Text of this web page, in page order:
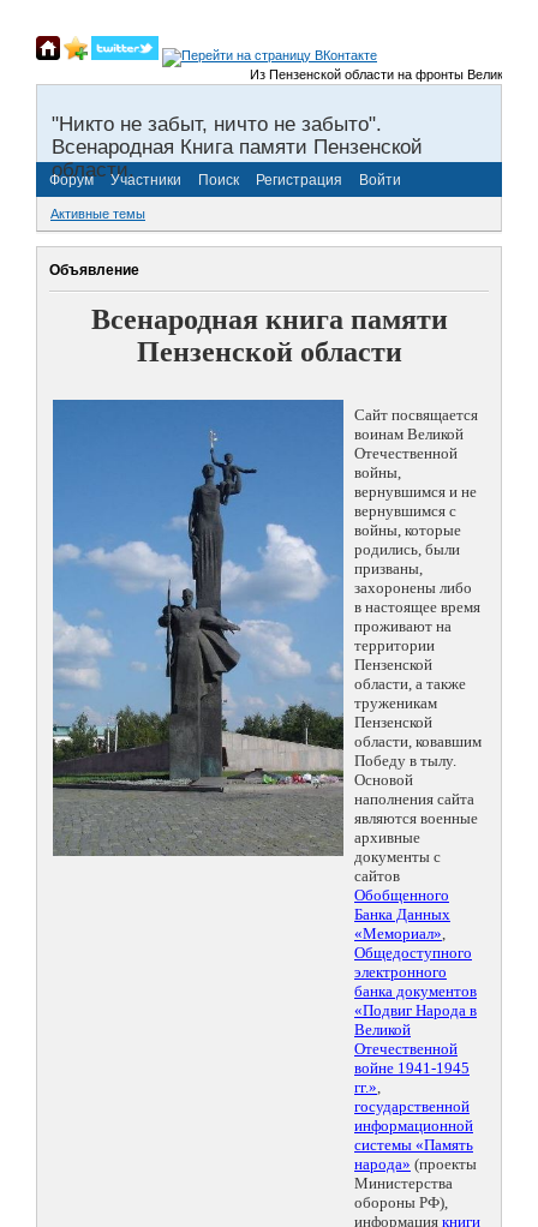
Из Пензенской области на фронты Великой
"Никто не забыт, ничто не забыто".
Всенародная Книга памяти Пензенской
области.
Форум Участники Поиск Регистрация Войти
Активные темы
Объявление
Всенародная книга памяти
Пензенской области
Сайт посвящается
воинам Великой
Отечественной
войны,
вернувшимся и не
вернувшимся с
войны, которые
родились, были
призваны,
захоронены либо
в настоящее время
проживают на
территории
Пензенской
области, а также
труженикам
Пензенской
области, ковавшим
Победу в тылу.
Основой
наполнения сайта
являются военные
архивные
документы с
сайтов
Обобщенного
Банка Данных
«Мемориал»,
Общедоступного
электронного
банка документов
«Подвиг Народа в
Великой
Отечественной
войне 1941-1945
гг.»,
государственной
информационной
системы «Память
народа» (проекты
Министерства
обороны РФ),
информация книги